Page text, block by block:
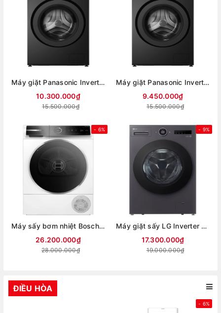
Máy giặt Panasonic Inverter 11 kg NA-22VDG1BVT (Mới 2026)
10.300.000₫
15.500.000₫
Máy giặt Panasonic Inverter 10 kg NA-20VDG1BVT (Mới 2026)
9.450.000₫
15.500.000₫
- 6%
Máy sấy bơm nhiệt Bosch 9 kg WQB245B0SG
26.200.000₫
28.000.000₫
- 9%
Máy giặt sấy LG Inverter giặt 17 kg - sấy 10 kg F2517RNTG
17.300.000₫
19.000.000₫
ĐIỀU HÒA
- 6%